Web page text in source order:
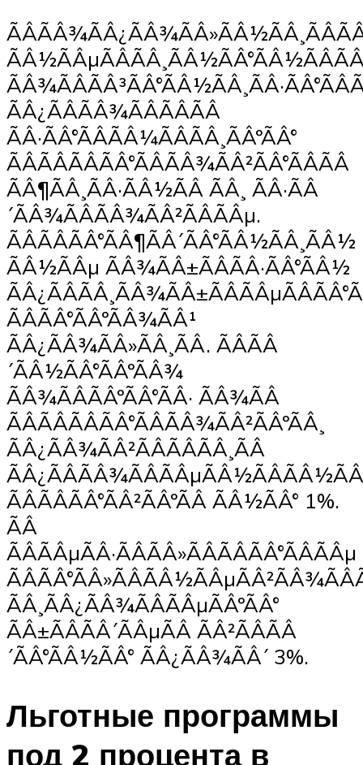
ÃÂ¿ÃÂÃÂ¾ÃÂÃÂÃÂ
ÃÂ·ÃÂ°ÃÂÃÂ¼ÃÂÃÂ¸ÃÂºÃÂ°
ÃÂÃÂÃÂÃÂ°ÃÂÃÂ¾ÃÂ²ÃÂ°ÃÂÃÂ
ÃÂ¶ÃÂ¸ÃÂ·ÃÂ½ÃÂ ÃÂ¸ ÃÂ·ÃÂ
´ÃÂ¾ÃÂÃÂ¾ÃÂ²ÃÂÃÂµ.
ÃÂÃÂÃÂ°ÃÂ¶ÃÂ´ÃÂ°ÃÂ½ÃÂ¸ÃÂ½
ÃÂ½ÃÂµ ÃÂ¾ÃÂ±ÃÂÃÂ·ÃÂ°ÃÂ½
ÃÂÃÂ°ÃÂºÃÂ¾ÃÂ¹
ÃÂ¿ÃÂ¾ÃÂ»ÃÂ¸ÃÂ. ÃÂÃÂ
´ÃÂ½ÃÂ°ÃÂºÃÂ¾
ÃÂ¾ÃÂÃÂºÃÂ°ÃÂ· ÃÂ¾ÃÂ
ÃÂÃÂÃÂÃÂ°ÃÂÃÂ¾ÃÂ²ÃÂºÃÂ¸
ÃÂ¿ÃÂ¾ÃÂ²ÃÂÃÂÃÂ¸ÃÂ
ÃÂÃÂÃÂ°ÃÂ²ÃÂºÃÂ ÃÂ½ÃÂ° 1%.
ÃÂ
ÃÂÃÂµÃÂ·ÃÂÃÂ»ÃÂÃÂÃÂ°ÃÂÃÂµ
ÃÂ¸ÃÂ¿ÃÂ¾ÃÂÃÂµÃÂºÃÂ°
ÃÂ±ÃÂÃÂ´ÃÂµÃÂ ÃÂ²ÃÂÃÂ
´ÃÂ°ÃÂ½ÃÂ° ÃÂ¿ÃÂ¾ÃÂ´ 3%.
Льготные программы
под 2 процента в